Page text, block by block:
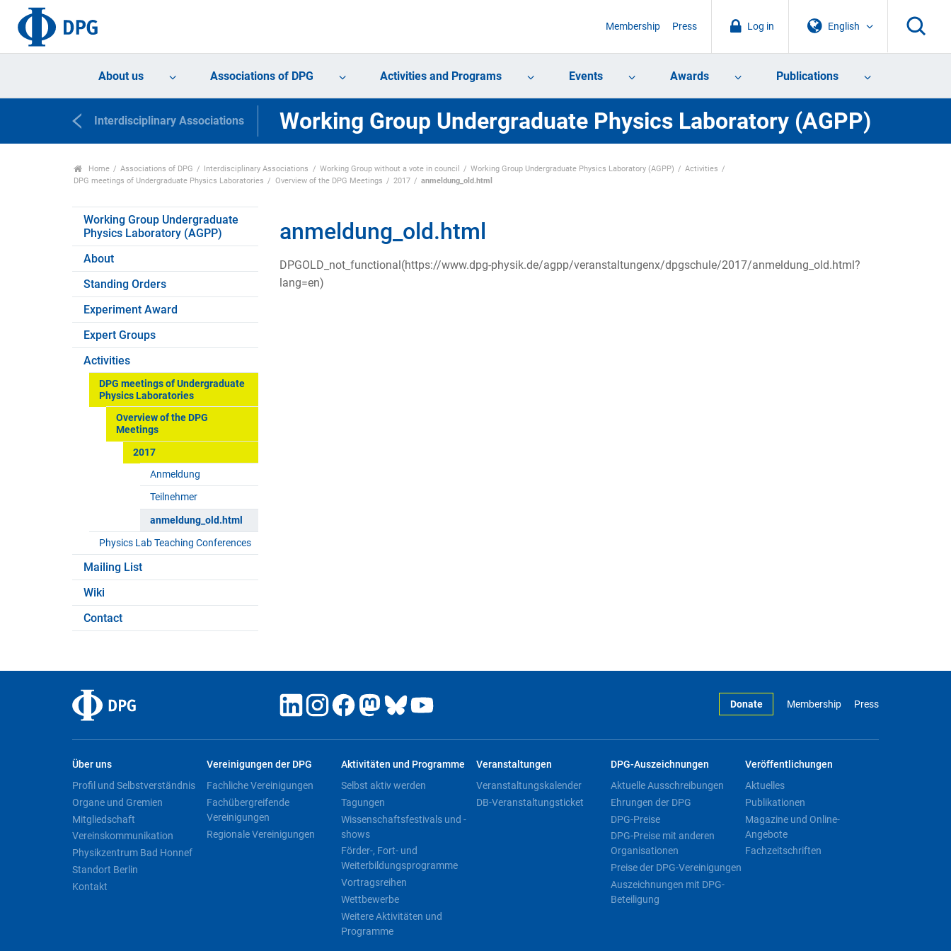
English
Log in
Membership Press
About us Associations of DPG Activities and Programs Events Awards Publications
Interdisciplinary Associations Working Group Undergraduate Physics Laboratory (AGPP)
Home Associations of DPG Interdisciplinary Associations Working Group without a vote in council Working Group Undergraduate Physics Laboratory (AGPP)
Activities
DPG meetings of Undergraduate Physics Laboratories
Overview of the DPG Meetings 2017 anmeldung_old.html
Working Group Undergraduate
Physics Laboratory (AGPP)
About
Standing Orders
Experiment Award
Expert Groups
Activities
DPG meetings of Undergraduate
Physics Laboratories
Overview of the DPG
Meetings
2017
Anmeldung
Teilnehmer
anmeldung_old.html
Physics Lab Teaching Conferences
Mailing List
Wiki
Contact
anmeldung_old.html
DPGOLD_not_functional(https://www.dpg-physik.de/agpp/veranstaltungenx/dpgschule/2017/anmeldung_old.html?
lang=en)
Donate Membership Press
Über uns
Profil und Selbstverständnis
Organe und Gremien
Mitgliedschaft
Vereinskommunikation
Physikzentrum Bad Honnef
Standort Berlin
Kontakt
Vereinigungen der DPG
Fachliche Vereinigungen
Fachübergreifende
Vereinigungen
Regionale Vereinigungen
Aktivitäten und Programme
Selbst aktiv werden
Tagungen
Wissenschaftsfestivals und -
shows
Förder-, Fort- und
Weiterbildungsprogramme
Vortragsreihen
Wettbewerbe
Weitere Aktivitäten und
Programme
Veranstaltungen
Veranstaltungskalender
DB-Veranstaltungsticket
DPG-Auszeichnungen
Aktuelle Ausschreibungen
Ehrungen der DPG
DPG-Preise
DPG-Preise mit anderen
Organisationen
Preise der DPG-Vereinigungen
Auszeichnungen mit DPG-
Beteiligung
Veröffentlichungen
Aktuelles
Publikationen
Magazine und Online-
Angebote
Fachzeitschriften